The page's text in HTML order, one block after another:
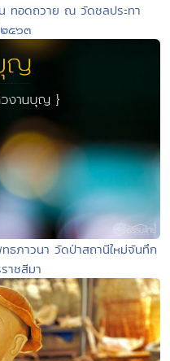
ทอดถวาย ณ วัดชลประทา
๕๖๓
ธภาวนา วัดป่าสถานีใหม่จันทึก
าชสีมา